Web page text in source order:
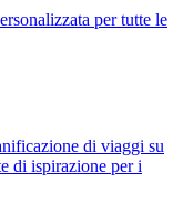
per tutte le
di viaggi su
di ispirazione per i